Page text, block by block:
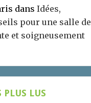
dans Idées,
pour une salle de
et soigneusement
PLUS LUS